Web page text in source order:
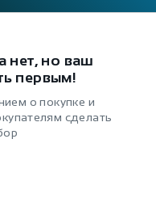
нет, но ваш
первым!
о покупке и
сделать